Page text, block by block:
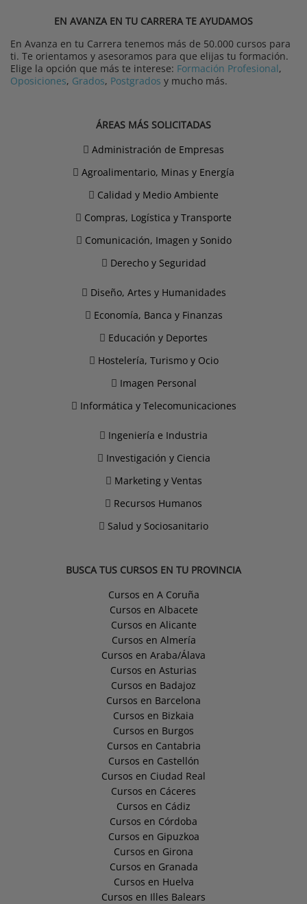
EN AVANZA EN TU CARRERA TE AYUDAMOS
En Avanza en tu Carrera tenemos más de 50.000 cursos para
ti. Te orientamos y asesoramos para que elijas tu formación.
Elige la opción que más te interese: Formación Profesional,
Oposiciones, Grados, Postgrados y mucho más.
ÁREAS MÁS SOLICITADAS
Administración de Empresas
Agroalimentario, Minas y Energía
Calidad y Medio Ambiente
Compras, Logística y Transporte
Comunicación, Imagen y Sonido
Derecho y Seguridad
Diseño, Artes y Humanidades
Economía, Banca y Finanzas
Educación y Deportes
Hostelería, Turismo y Ocio
Imagen Personal
Informática y Telecomunicaciones
Ingeniería e Industria
Investigación y Ciencia
Marketing y Ventas
Recursos Humanos
Salud y Sociosanitario
BUSCA TUS CURSOS EN TU PROVINCIA
Cursos en A Coruña
Cursos en Albacete
Cursos en Alicante
Cursos en Almería
Cursos en Araba/Álava
Cursos en Asturias
Cursos en Badajoz
Cursos en Barcelona
Cursos en Bizkaia
Cursos en Burgos
Cursos en Cantabria
Cursos en Castellón
Cursos en Ciudad Real
Cursos en Cáceres
Cursos en Cádiz
Cursos en Córdoba
Cursos en Gipuzkoa
Cursos en Girona
Cursos en Granada
Cursos en Huelva
Cursos en Illes Balears